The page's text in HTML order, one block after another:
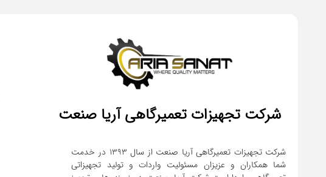
شرکت تجهیزات تعمیرگاهی آریا صنعت
شرکت تجهیزات تعمیرگاهی آریا صنعت از سال ۱۳۹۳ در خدمت
شما همکاران و عزیزان مسئولیت واردات و تولید تجهیزاتی